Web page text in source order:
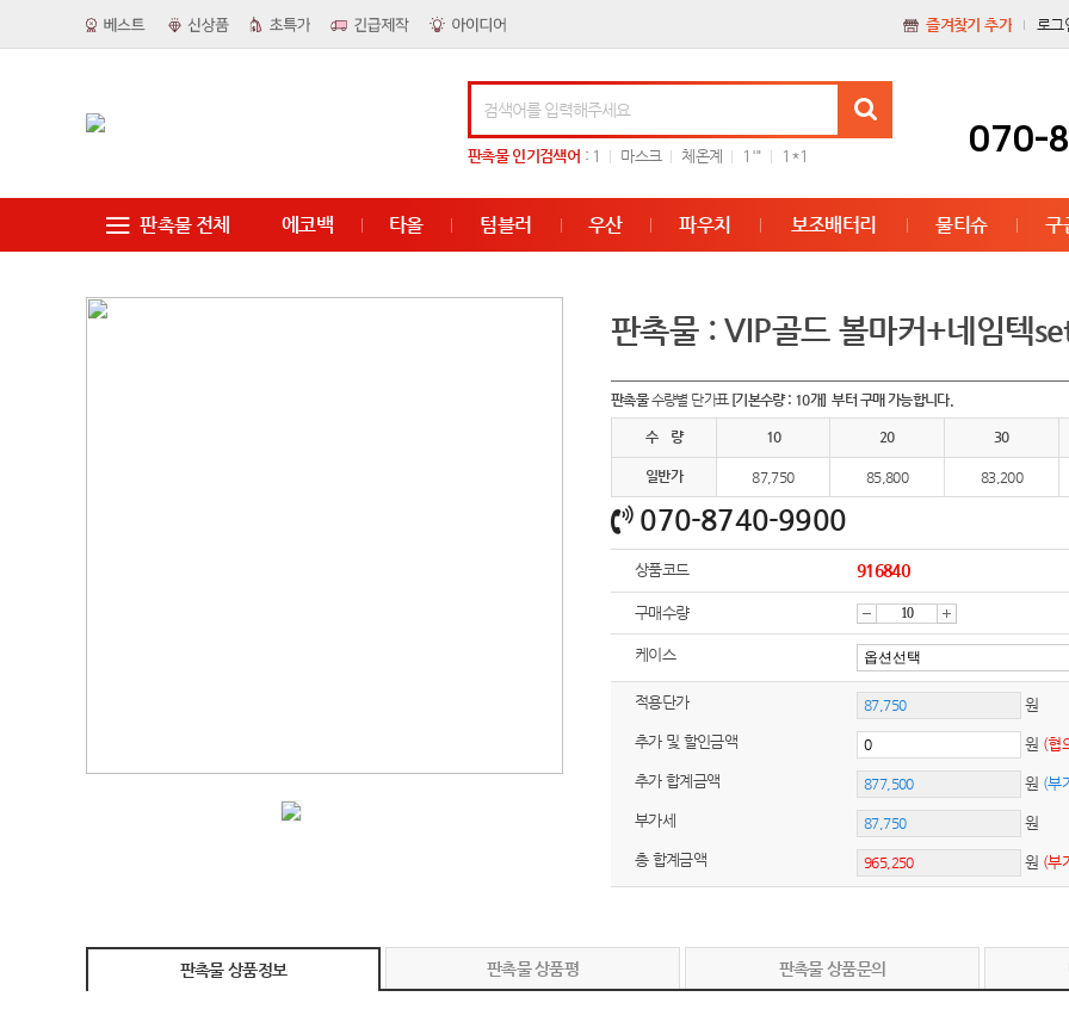
즐겨찾기 추가 로그
판촉물인기검색어 : 1 마스크 체온계 1'" 1*1 070-
판촉물 전체 에코백 타올 텀블러 우산 파우치 보조배터리 물티슈 구
판촉물 : VIP골드 볼마커+네임텍
판촉물수량별 단가표 [기본수량 : 10개] 부터 구매 가능합니다.
수 량 10 20 30
일반가 87,750 85,800 83,200
070-8740-9900
상품코드 916840
구매수량
감
소
증
가
케이스
적용단가 원
추가 및 할인금액 원 (협
추가 합계금액 원 (부
부가세 원
총 합계금액 원 (부
판촉물 상품정보 판촉물 상품평 판촉물 상품문의